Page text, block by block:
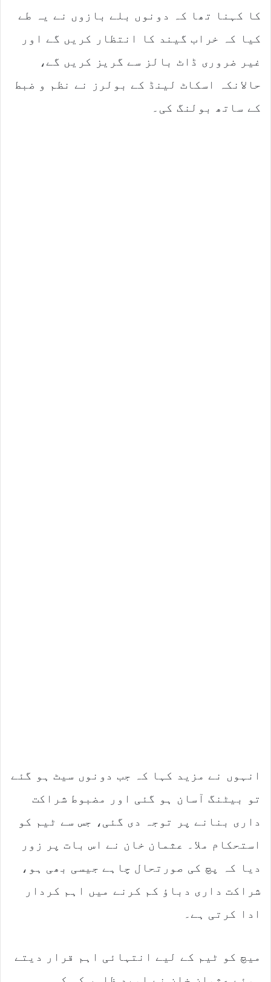
کا کہنا تھا کہ دونوں بلے بازوں نے یہ طے
کیا کہ خراب گیند کا انتظار کریں گے اور
غیر ضروری ڈاٹ بالز سے گریز کریں گے،
حالانکہ اسکاٹ لینڈ کے بولرز نے نظم و ضبط
کے ساتھ بولنگ کی۔
انہوں نے مزید کہا کہ جب دونوں سیٹ ہو گئے
تو بیٹنگ آسان ہو گئی اور مضبوط شراکت
داری بنانے پر توجہ دی گئی، جس سے ٹیم کو
استحکام ملا۔ عثمان خان نے اس بات پر زور
دیا کہ پچ کی صورتحال چاہے جیسی بھی ہو،
شراکت داری دباؤ کم کرنے میں اہم کردار
ادا کرتی ہے۔
میچ کو ٹیم کے لیے انتہائی اہم قرار دیتے